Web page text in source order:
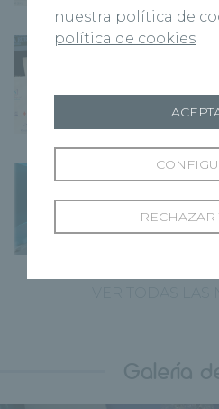
Galería
nuestra política de
política de cookies
RECHAZAR